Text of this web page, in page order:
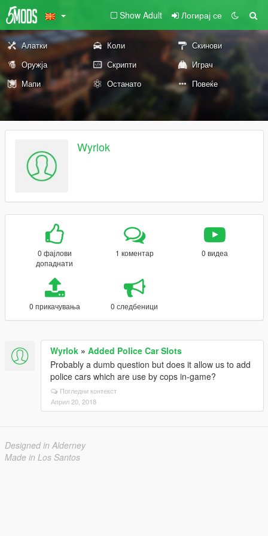
Show Adult Логирај се
Алатки Коли
Скинови
Оружја
Скрипти
Играч
Мапи
Останато Повеќе
Wyrlok
0 фајлови
допаднати
1 коментар 0 видеа
0 прикачувања 0 следбеници
Wyrlok » Added Police Car Slots
Probably a dumb question but does it allow us to add
police cars which are use by cops in-game?
Погледни контекст
Април 20, 2018
Designed in Alderney
Made in Los Santos